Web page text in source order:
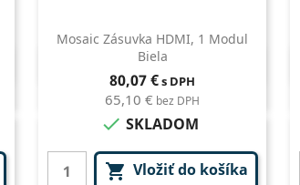
Mosaic Zásuvka HDMI, 1 Modul
Biela
Cena
80,07 €s DPH
65,10 € bez DPH
 SKLADOM
 Vložiť do košíka
Rýchly náhľad